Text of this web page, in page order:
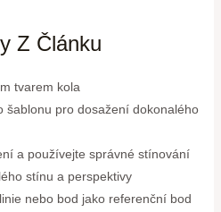
Z Článku
tvarem kola
šablonu pro dosažení dokonalého
a používejte správné stínování
stínu a perspektivy
nebo bod jako referenční bod